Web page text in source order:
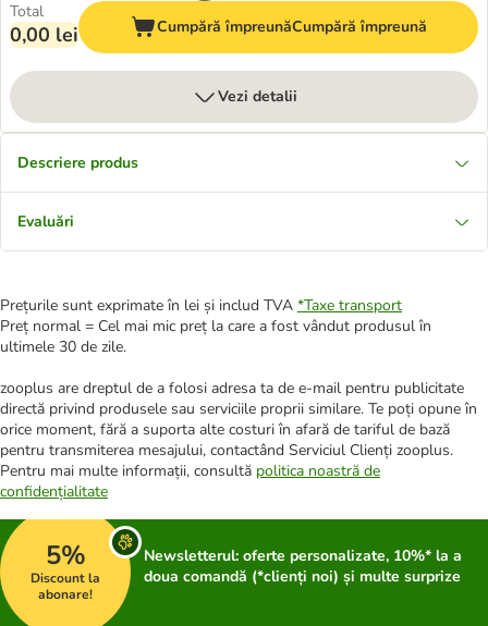
Total
0,00 lei Cumpără împreunăCumpără împreună
Vezi detalii
Descriere produs
Evaluări
Prețurile sunt exprimate în lei și includ TVA *Taxe transport
Preț normal = Cel mai mic preț la care a fost vândut produsul în
ultimele 30 de zile.
zooplus are dreptul de a folosi adresa ta de e-mail pentru publicitate
directă privind produsele sau serviciile proprii similare. Te poți opune în
orice moment, fără a suporta alte costuri în afară de tariful de bază
pentru transmiterea mesajului, contactând Serviciul Clienți zooplus.
Pentru mai multe informații, consultă politica noastră de
confidențialitate
5%
Discount la
abonare!
Newsletterul: oferte personalizate, 10%* la a
doua comandă (*clienți noi) și multe surprize